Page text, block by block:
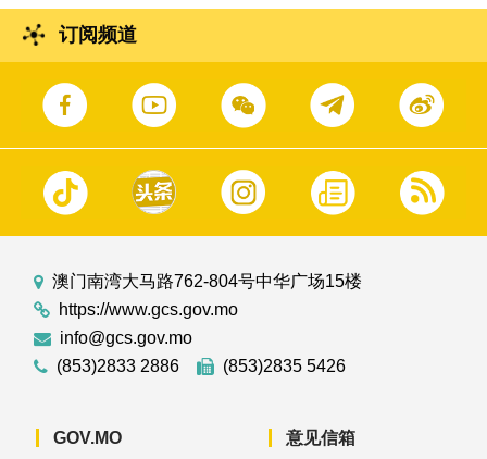
订阅频道
澳门南湾大马路762-804号中华广场15楼
https://www.gcs.gov.mo
info@gcs.gov.mo
(853)2833 2886
(853)2835 5426
GOV.MO 意见信箱